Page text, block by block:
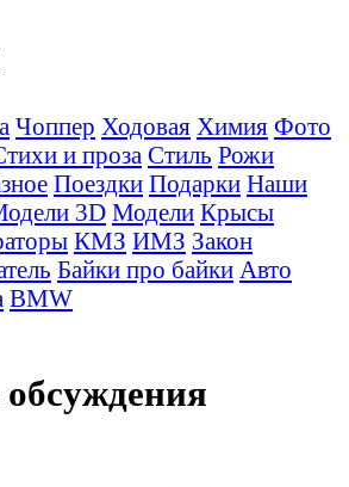
Чоппер Ходовая Химия Фото
и проза Стиль Рожи
Поездки Подарки Наши
3D Модели Крысы
КМЗ ИМЗ Закон
Байки про байки Авто
BMW